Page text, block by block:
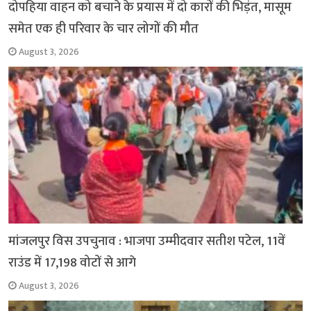
दोपहिया वाहन को बचाने के प्रयास में दो कारों की भिड़ंत, मासूम
समेत एक ही परिवार के चार लोगों की मौत
August 3, 2026
मांजलपुर विस उपचुनाव : भाजपा उम्मीदवार सतीश पटेल, 11वें
राउंड में 17,198 वोटों से आगे
August 3, 2026